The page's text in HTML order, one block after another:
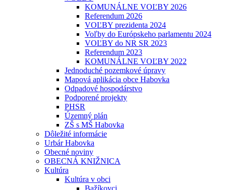
KOMUNÁLNE VOĽBY 2026
Referendum 2026
VOĽBY prezidenta 2024
Voľby do Európskeho parlamentu 2024
VOĽBY do NR SR 2023
Referendum 2023
KOMUNÁLNE VOĽBY 2022
Jednoduché pozemkové úpravy
Mapová aplikácia obce Habovka
Odpadové hospodárstvo
Podporené projekty
PHSR
Územný plán
ZŠ s MŠ Habovka
Dôležité informácie
Urbár Habovka
Obecné noviny
OBECNÁ KNIŽNICA
Kultúra
Kultúra v obci
Bažíkovci